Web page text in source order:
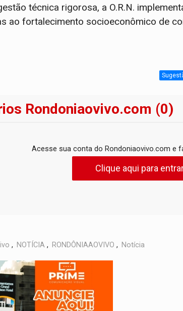
técnica rigorosa, a O.R.N.
ao fortalecimento socioeconômico de
Rondoniaovivo.com (0)
Acesse sua conta do Rondoniaovivo.com e
Clique aqui para
, NOTÍCIA , RONDÔNIAAOVIVO , Notícia